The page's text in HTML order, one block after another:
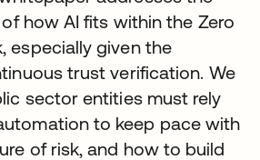
how AI fits within the Zero
especially given the
trust verification. We
sector entities must rely
to keep pace with
of risk, and how to build